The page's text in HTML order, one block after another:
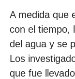
A medida que
con el tiempo,
del agua y se
Los
que fue